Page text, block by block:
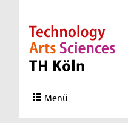
Direkt zur Hauptnavigation
Direkt zur Subnavigation
Direkt zum Inhalt
Direkt zum Fußbereich
Menü